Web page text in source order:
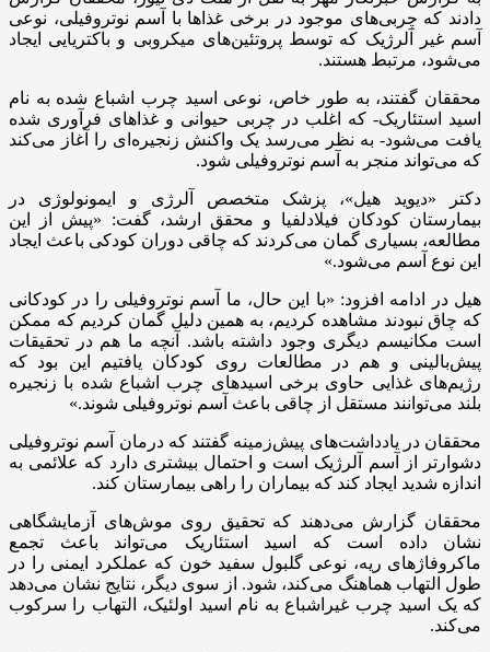
دادند که چربی‌های موجود در برخی غذاها با آسم نوتروفیلی، نوعی
آسم غیر آلرژیک که توسط پروتئین‌های میکروبی و باکتریایی ایجاد
می‌شود، مرتبط هستند.
محققان گفتند، به طور خاص، نوعی اسید چرب اشباع شده به نام
اسید استئاریک- که اغلب در چربی حیوانی و غذاهای فرآوری شده
یافت می‌شود- به نظر می‌رسد یک واکنش زنجیره‌ای را آغاز می‌کند
که می‌تواند منجر به آسم نوتروفیلی شود.
دکتر «دیوید هیل»، پزشک متخصص آلرژی و ایمونولوژی در
بیمارستان کودکان فیلادلفیا و محقق ارشد، گفت: «پیش از این
مطالعه، بسیاری گمان می‌کردند که چاقی دوران کودکی باعث ایجاد
این نوع آسم می‌شود.»
هیل در ادامه افزود: «با این حال، ما آسم نوتروفیلی را در کودکانی
که چاق نبودند مشاهده کردیم، به همین دلیل گمان کردیم که ممکن
است مکانیسم دیگری وجود داشته باشد. آنچه ما هم در تحقیقات
پیش‌بالینی و هم در مطالعات روی کودکان یافتیم این بود که
رژیم‌های غذایی حاوی برخی اسیدهای چرب اشباع شده با زنجیره
بلند می‌توانند مستقل از چاقی باعث آسم نوتروفیلی شوند.»
محققان در یادداشت‌های پیش‌زمینه گفتند که درمان آسم نوتروفیلی
دشوارتر از آسم آلرژیک است و احتمال بیشتری دارد که علائمی به
اندازه شدید ایجاد کند که بیماران را راهی بیمارستان کند.
محققان گزارش می‌دهند که تحقیق روی موش‌های آزمایشگاهی
نشان داده است که اسید استئاریک می‌تواند باعث تجمع
ماکروفاژهای ریه، نوعی گلبول سفید خون که عملکرد ایمنی را در
طول التهاب هماهنگ می‌کند، شود. از سوی دیگر، نتایج نشان می‌دهد
که یک اسید چرب غیراشباع به نام اسید اولئیک، التهاب را سرکوب
می‌کند.